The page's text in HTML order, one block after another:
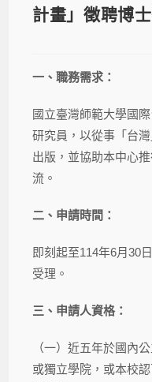
計畫」徵聘博
一、職務需求：
國立臺灣師範大學國
研究員，以從事「台
出版，並協助本中心
流。
二、申請時間：
即刻起至114年6月30
受理。
三、申請人資格：
（一）近五年於國內
或獨立學院，或本校